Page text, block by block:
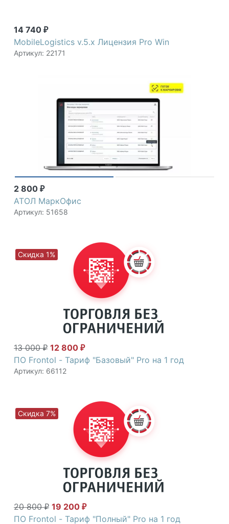
14 740 ₽
MobileLogistics v.5.x Лицензия Pro Win
Артикул: 22171
2 800 ₽
АТОЛ МаркОфис
Артикул: 51658
13 000₽ 12 800 ₽
ПО Frontol - Тариф "Базовый" Pro на 1 год
Артикул: 66112
Скидка 1%
20 800₽ 19 200 ₽
ПО Frontol - Тариф "Полный" Pro на 1 год
Скидка 7%